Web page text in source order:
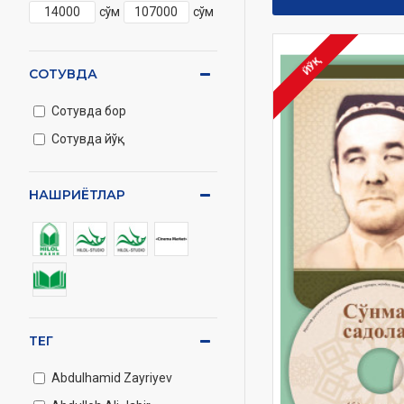
сўм сўм
НАШРИЁТЛАР
ТЕГ
Abdulhamid Zayriyev
СОТУВДА
Сотувда бор
Сотувда йўқ
ЙЎҚ